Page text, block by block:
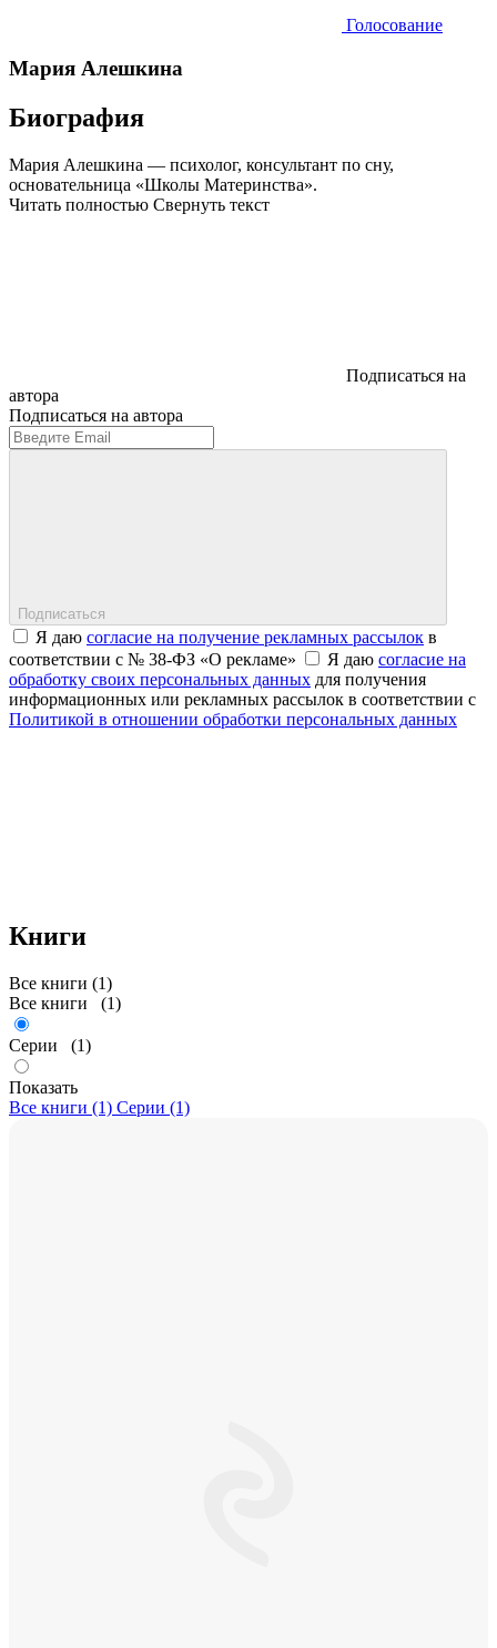
Голосование
Мария Алешкина
Биография
Мария Алешкина — психолог, консультант по сну,
основательница «Школы Материнства».
Читать полностью Свернуть текст
Подписаться на
автора
Подписаться на автора
Подписаться
Я даю согласие на получение рекламных рассылок в
соответствии с № 38-ФЗ «О рекламе»
Я даю согласие на
обработку своих персональных данных для получения
информационных или рекламных рассылок в соответствии с
Политикой в отношении обработки персональных данных
Книги
Все книги (1)
Все книги (1)
Серии (1)
Показать
Все книги (1) Серии (1)